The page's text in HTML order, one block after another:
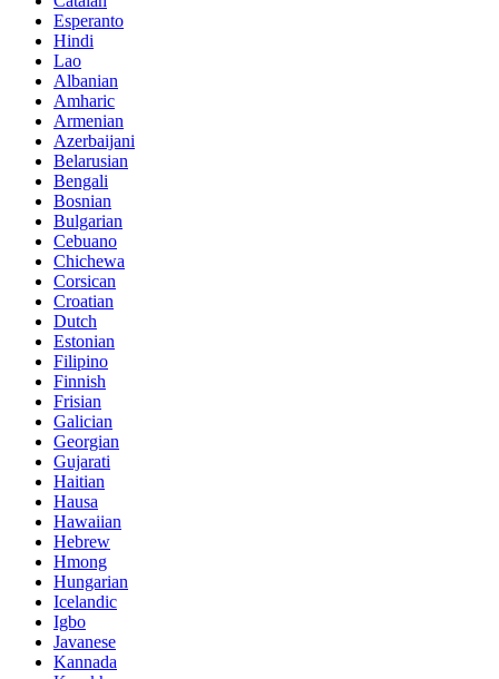
Esperanto
Hindi
Lao
Albanian
Amharic
Armenian
Azerbaijani
Belarusian
Bengali
Bosnian
Bulgarian
Cebuano
Chichewa
Corsican
Croatian
Dutch
Estonian
Filipino
Finnish
Frisian
Galician
Georgian
Gujarati
Haitian
Hausa
Hawaiian
Hebrew
Hmong
Hungarian
Icelandic
Igbo
Javanese
Kannada